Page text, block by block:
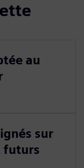
au
sur
futurs